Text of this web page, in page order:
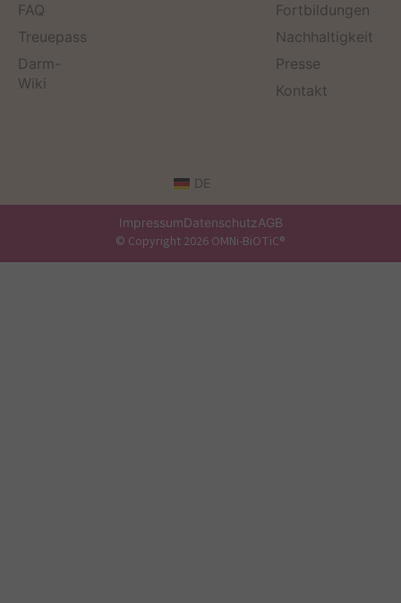
FAQ
Treuepass
Darm-
Wiki
Fortbildungen
Nachhaltigkeit
Presse
Kontakt
DE
ImpressumDatenschutzAGB
© Copyright 2026 OMNi-BiOTiC®